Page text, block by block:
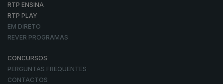
RTP ENSINA
RTP PLAY
EM DIRETO
REVER PROGRAMAS
CONCURSOS
PERGUNTAS FREQUENTES
CONTACTOS